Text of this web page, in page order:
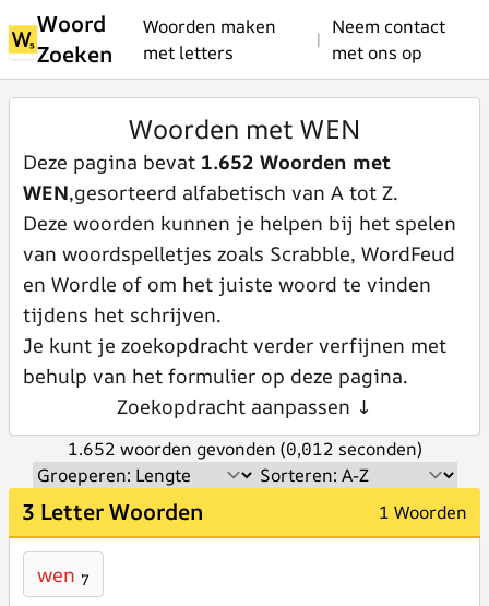
Woord
Zoeken
Woorden maken
met letters
|
Neem contact
met ons op
Woorden met WEN
Deze pagina bevat 1.652 Woorden met
WEN,gesorteerd alfabetisch van A tot Z.
Deze woorden kunnen je helpen bij het spelen
van woordspelletjes zoals Scrabble, WordFeud
en Wordle of om het juiste woord te vinden
tijdens het schrijven.
Je kunt je zoekopdracht verder verfijnen met
behulp van het formulier op deze pagina.
Zoekopdracht aanpassen ↓
1.652 woorden gevonden (0,012 seconden)
3 Letter Woorden 1 Woorden
wen 7